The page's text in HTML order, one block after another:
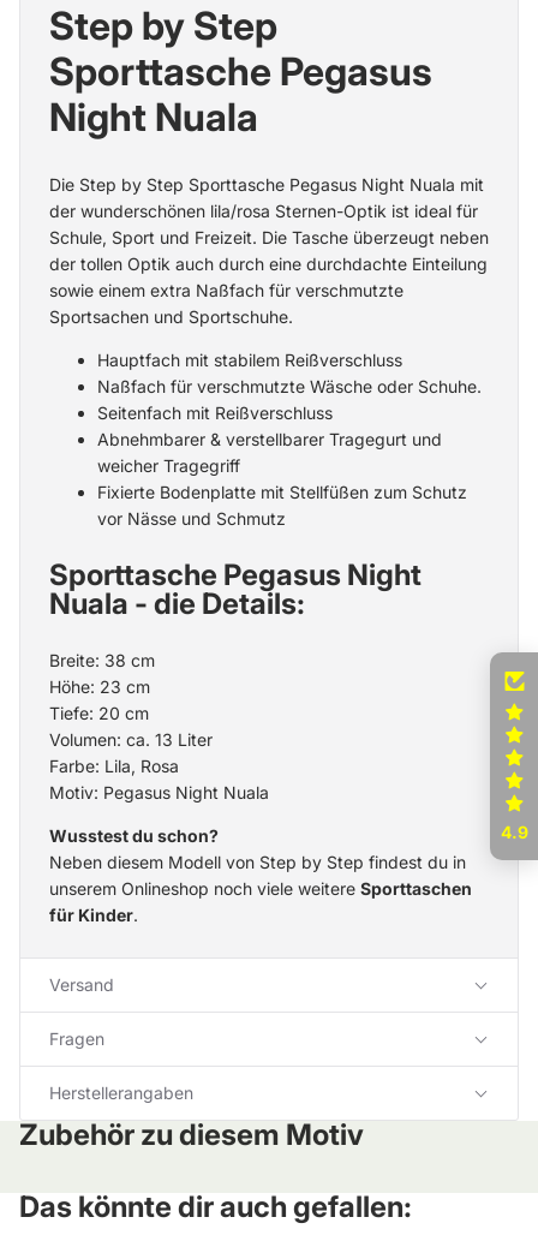
Step by Step
Sporttasche Pegasus
Night Nuala
Die Step by Step Sporttasche Pegasus Night Nuala mit
der wunderschönen lila/rosa Sternen-Optik ist ideal für
Schule, Sport und Freizeit. Die Tasche überzeugt neben
der tollen Optik auch durch eine durchdachte Einteilung
sowie einem extra Naßfach für verschmutzte
Sportsachen und Sportschuhe.
Hauptfach mit stabilem Reißverschluss
Naßfach für verschmutzte Wäsche oder Schuhe.
Seitenfach mit Reißverschluss
Abnehmbarer & verstellbarer Tragegurt und
weicher Tragegriff
Fixierte Bodenplatte mit Stellfüßen zum Schutz
vor Nässe und Schmutz
Sporttasche Pegasus Night
Nuala - die Details:
Breite: 38 cm
Höhe: 23 cm
Tiefe: 20 cm
Volumen: ca. 13 Liter
Farbe: Lila, Rosa
Motiv: Pegasus Night Nuala
Wusstest du schon?
Neben diesem Modell von Step by Step findest du in
unserem Onlineshop noch viele weitere Sporttaschen
für Kinder.
Versand
Fragen
Herstellerangaben
Zubehör zu diesem Motiv
Das könnte dir auch gefallen:
4.9